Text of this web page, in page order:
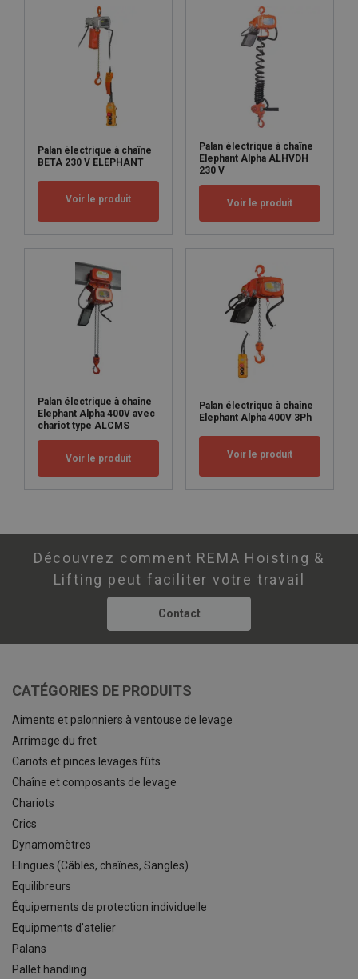
Palan électrique à chaîne
BETA 230 V ELEPHANT
Voir le produit
Palan électrique à chaîne
Elephant Alpha ALHVDH
230 V
Voir le produit
Palan électrique à chaîne
Elephant Alpha 400V avec
chariot type ALCMS
Voir le produit
Palan électrique à chaîne
Elephant Alpha 400V 3Ph
Voir le produit
Découvrez comment REMA Hoisting &
Lifting peut faciliter votre travail
Contact
CATÉGORIES DE PRODUITS
Aiments et palonniers à ventouse de levage
Arrimage du fret
Cariots et pinces levages fûts
Chaîne et composants de levage
Chariots
Crics
Dynamomètres
Elingues (Câbles, chaînes, Sangles)
Equilibreurs
Équipements de protection individuelle
Equipments d'atelier
Palans
Pallet handling